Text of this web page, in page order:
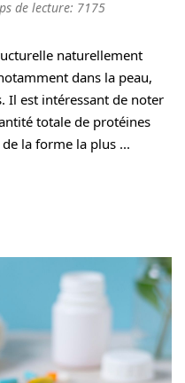
de lecture: 7175
naturellement
dans la peau,
Il est intéressant de noter
totale de protéines
la forme la plus ...